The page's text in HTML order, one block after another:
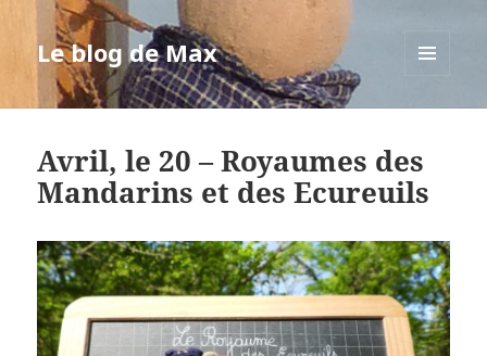
Le blog de Max
Avril, le 20 – Royaumes des
Mandarins et des Ecureuils